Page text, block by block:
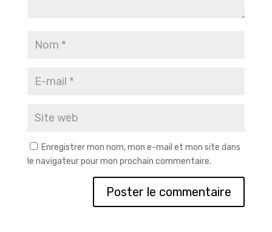
Enregistrer mon nom, mon e-mail et mon site dans
le navigateur pour mon prochain commentaire.